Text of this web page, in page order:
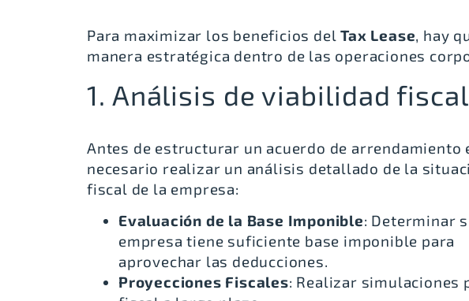
Para maximizar los beneficios delTax Lease, hay
manera estratégica dentro de las operaciones
1. Análisis de viabilidad fiscal
Antes de estructurar un acuerdo de arrendamiento
necesario realizar un análisis detallado de la
fiscal de la empresa:
Evaluación de la Base Imponible: Determinar
empresa tiene suficiente base imponible para
aprovechar las deducciones.
Proyecciones Fiscales: Realizar simulaciones